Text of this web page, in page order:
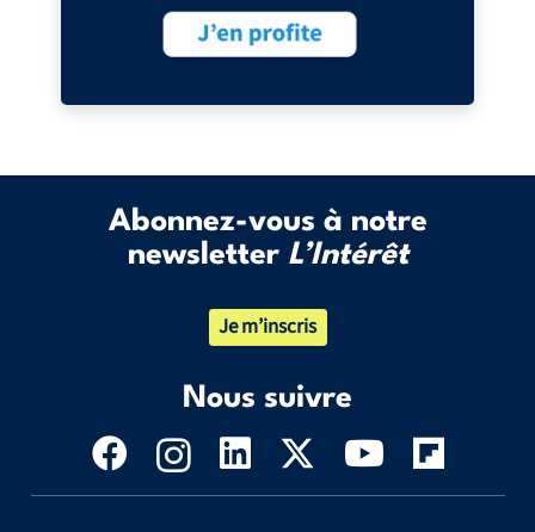
Abonnez-vous à notre
newsletter L’Intérêt
Je m’inscris
Nous suivre